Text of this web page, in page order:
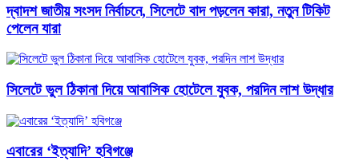
দ্বাদশ জাতীয় সংসদ নির্বাচনে, সিলেটে বাদ পড়লেন কারা, নতুন টিকিট
পেলেন যারা
সিলেটে ভুল ঠিকানা দিয়ে আবাসিক হোটেলে যুবক, পরদিন লাশ উদ্ধার
এবারের ‘ইত্যাদি’ হবিগঞ্জে